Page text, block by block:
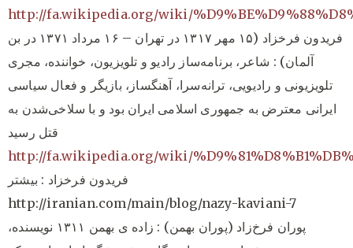
http://fa.wikipedia.org/wiki/
فریدون فرخزاد (۱۵ مهر ۱۳۱۷ در تهران – ۱۶ مرداد ۱۳۷۱ در بن
آلمان) : شاعر، برنامه‌ساز رادیو و تلویزیون، خواننده، مجری
تلویزیونی و رادیویی، ترانه‌سرا، آهنگساز، بازیگر و فعال سیاسی
ایرانی معترض به جمهوری اسلامی ایران بود و با سلاخی‌شدن به
قتل رسید
http://fa.wikipedia.org/wiki/
فریدون فرخزاد : بیشتر
http://iranian.com/main/blog/nazy-kaviani-7
پوران فرخ‌زاد (پوران بهمن) : زاده ی بهمن ۱۳۱۱ نویسنده،